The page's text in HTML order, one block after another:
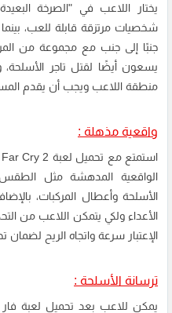
شخصيات مرتزقة قابلة للعب، بينما
جنبًا إلى جنب مع مجموعة من
يسعون أيضًا لقتل تاجر
منطقة اللاعب ويجب أن يقدم
واقعية مذهلة :
الواقعية المدهشة مثل الطقس
الأسلحة وأعطال المركبات،
الأعداء ولكي يتمكن اللاعب من
الإعتبار سرعة واتجاه الريح لضمان
ترسانة الأسلحة :